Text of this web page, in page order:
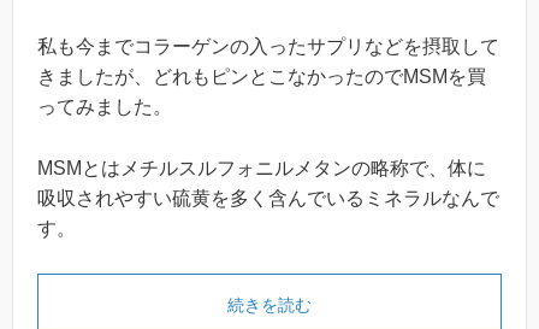
私も今までコラーゲンの入ったサプリなどを摂取して
きましたが、どれもピンとこなかったのでMSMを買
ってみました。
MSMとはメチルスルフォニルメタンの略称で、体に
吸収されやすい硫黄を多く含んでいるミネラルなんで
す。
続きを読む